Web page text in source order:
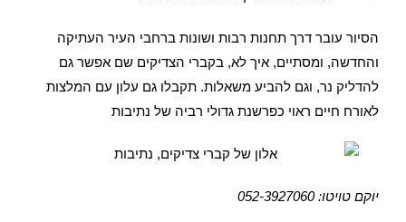
הסיור עובר דרך תחנות רבות ושונות ברחבי העיר העתיקה
והחדשה, ומסתיים, איך לא, בקברי הצדיקים שם אפשר גם
להדליק נר, וגם להביע משאלות. תקבלו גם עלון עם המלצות
לאורח חיים ראוי כפרשנת גדולי רביה של נתיבות
יוקם טויטו: 052-3927060